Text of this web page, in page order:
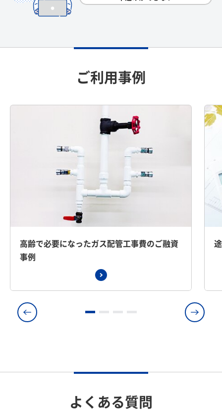
ご利用事例
高齢で必要になったガス配管工事費のご融資
事例
よくある質問